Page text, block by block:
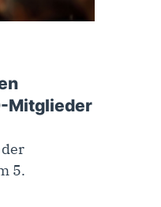
Mitglieder
5.